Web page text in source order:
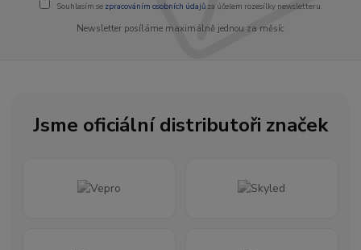
Souhlasím se zpracováním osobních údajůza účelem rozesílky newsletteru.
Newsletter posíláme maximálně jednou za měsíc
Jsme oficiální distributoři značek